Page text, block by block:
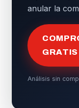
anular la
GRATIS
Análisis sin